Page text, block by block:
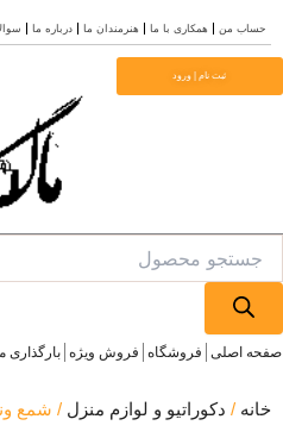
حساب من همکاری با ما هنرمندان ما درباره ما سوالات
ثبت نام | ورود
اصلی فروشگاه فروش ویژه بارگذاری
/دکوراتیو و لوازم منزل / شمع